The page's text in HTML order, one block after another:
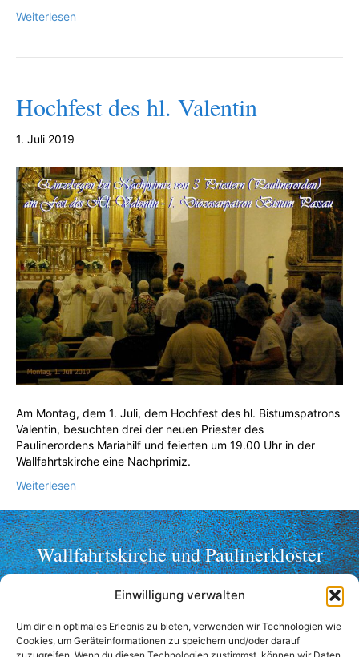
Einwilligung verwalten
Um dir ein optimales Erlebnis zu bieten, verwenden wir Technologien wie
Cookies, um Geräteinformationen zu speichern und/oder darauf
Weiterlesen
Hochfest des hl. Valentin
1. Juli 2019
Am Montag, dem 1. Juli, dem Hochfest des hl. Bistumspatrons
Valentin, besuchten drei der neuen Priester des
Paulinerordens Mariahilf und feierten um 19.00 Uhr in der
Wallfahrtskirche eine Nachprimiz.
Weiterlesen
Wallfahrtskirche und Paulinerkloster
Mariahilf ob Passau
Telefon: +49 (0)851 2356
Fax: +49 (0)851 36998
wallfahrt@mariahilf-passau.de